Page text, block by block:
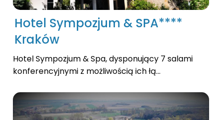
Hotel Sympozjum & SPA****
Kraków
Hotel Sympozjum & Spa, dysponujący 7 salami
konferencyjnymi z możliwością ich łą...